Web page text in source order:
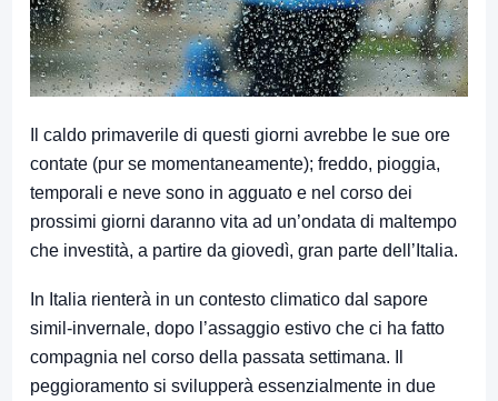
Il caldo primaverile di questi giorni avrebbe le sue ore
contate (pur se momentaneamente); freddo, pioggia,
temporali e neve sono in agguato e nel corso dei
prossimi giorni daranno vita ad un’ondata di maltempo
che investità, a partire da giovedì, gran parte dell’Italia.
In Italia rienterà in un contesto climatico dal sapore
simil-invernale, dopo l’assaggio estivo che ci ha fatto
compagnia nel corso della passata settimana. Il
peggioramento si svilupperà essenzialmente in due